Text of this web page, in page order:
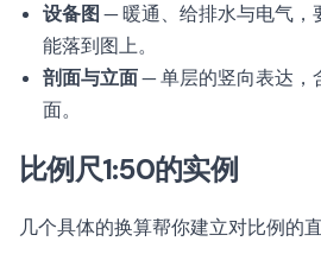
设备图 — 暖通、给排水与电气，
能落到图上。
剖面与立面— 单层的竖向表达，
面。
比例尺1:50的实例
几个具体的换算帮你建立对比例的